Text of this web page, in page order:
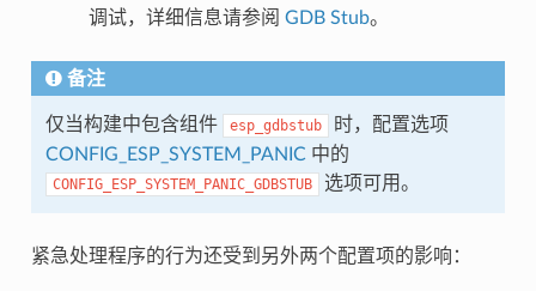
调试，详细信息请参阅 GDB Stub。
备注
仅当构建中包含组件 esp_gdbstub
时，配置选项
CONFIG_ESP_SYSTEM_PANIC中的
CONFIG_ESP_SYSTEM_PANIC_GDBSTUB 选项可用。
紧急处理程序的行为还受到另外两个配置项的影响：